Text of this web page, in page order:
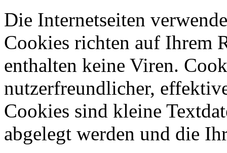
Die Internetseiten
Cookies richten auf Ihrem
enthalten keine Viren.
nutzerfreundlicher,
Cookies sind kleine
abgelegt werden und die